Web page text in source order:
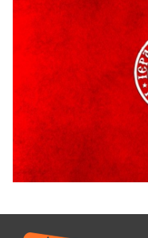
5 Αυγούστου 2026
Ο ΑΝΔΡΕΑΣ ΑΣΛΑΝΙΔΗΣ
ΓΡΕΒΕΝΩΝ
5 Αυγούστου 2026
Ευχαριστήριο
Παρασχάκη Αθανάσιο
5 Αυγούστου 2026
Διακοπή
5 Αυγούστου 2026